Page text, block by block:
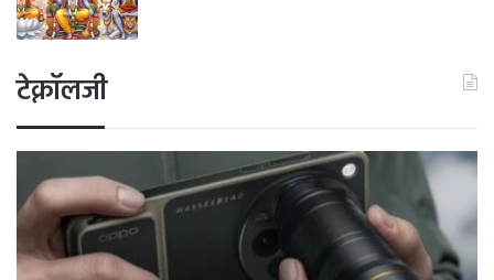
टेक्नॉलजी